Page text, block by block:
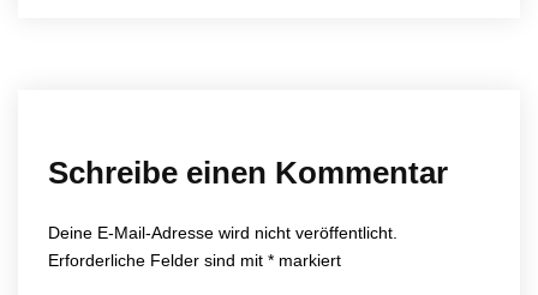
Schreibe einen Kommentar
Deine E-Mail-Adresse wird nicht veröffentlicht.
Erforderliche Felder sind mit * markiert